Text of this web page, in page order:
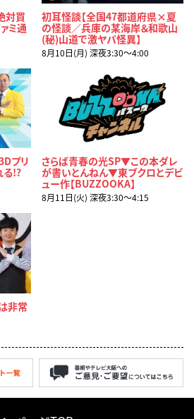
対買
ミ通
初耳怪談【全国47都道府県×夏
の怪談／兵庫の某海岸＆和歌山
(秘)山道で激ヤバ怪異】
8月10日(月) 深夜3:30〜4:00
プリ
る!?
さらば青春の光SP▼この本ダレ
が書いとんねん▼東ブクロとデビ
ュー作【BUZZOOKA】
8月11日(火) 深夜3:30〜4:15
非常